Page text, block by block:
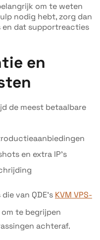
om te weten
nodig hebt, zorg dan
dat supportreacties
en
de meest betaalbare
en extra IP's
van QDE's KVM VPS-
te begrijpen
achteraf.